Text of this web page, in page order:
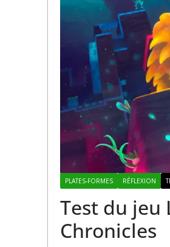
PLATES-FORMES RÉFLEXION
Test du jeu
Chronicles